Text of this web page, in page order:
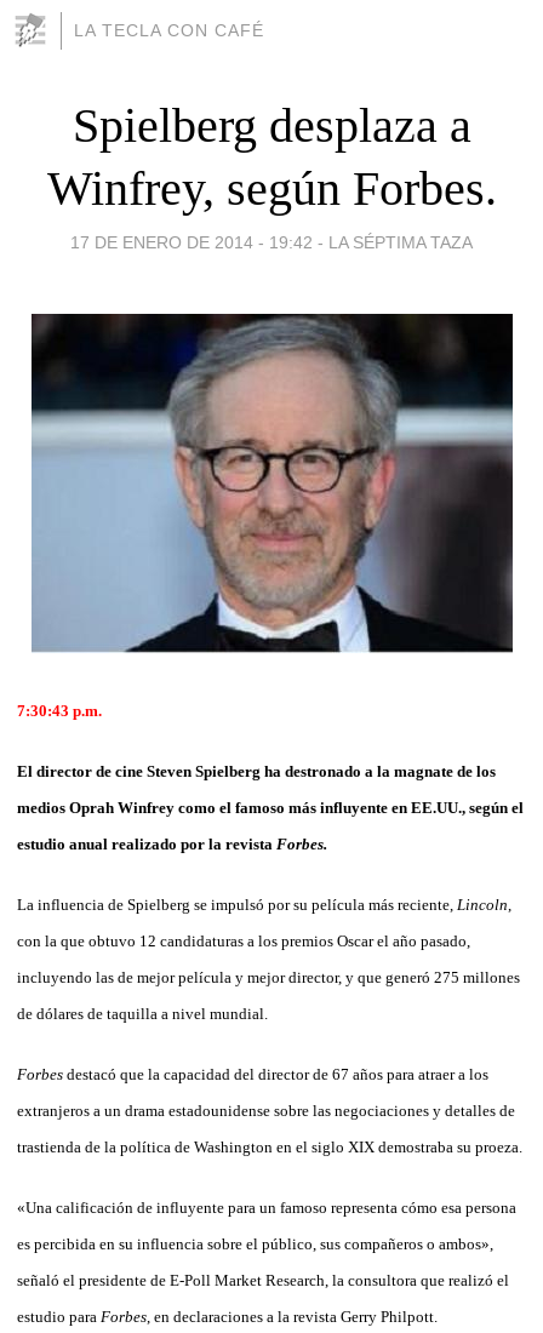
LA TECLA CON CAFÉ
Spielberg desplaza a
Winfrey, según Forbes.
17 DE ENERO DE 2014 - 19:42 - LA SÉPTIMA TAZA
7:30:43 p.m.
El director de cine Steven Spielberg ha destronado a la magnate de los
medios Oprah Winfrey como el famoso más influyente en EE.UU., según el
estudio anual realizado por la revista Forbes.
La influencia de Spielberg se impulsó por su película más reciente, Lincoln
con la que obtuvo 12 candidaturas a los premios Oscar el año pasado,
incluyendo las de mejor película y mejor director, y que generó 275 millones
de dólares de taquilla a nivel mundial.
Forbes destacó que la capacidad del director de 67 años para atraer a los
extranjeros a un drama estadounidense sobre las negociaciones y detalles de
trastienda de la política de Washington en el siglo XIX demostraba su proeza.
«Una calificación de influyente para un famoso representa cómo esa persona
es percibida en su influencia sobre el público, sus compañeros o ambos»,
señaló el presidente de E-Poll Market Research, la consultora que realizó el
estudio para Forbes , en declaraciones a la revista Gerry Philpott.